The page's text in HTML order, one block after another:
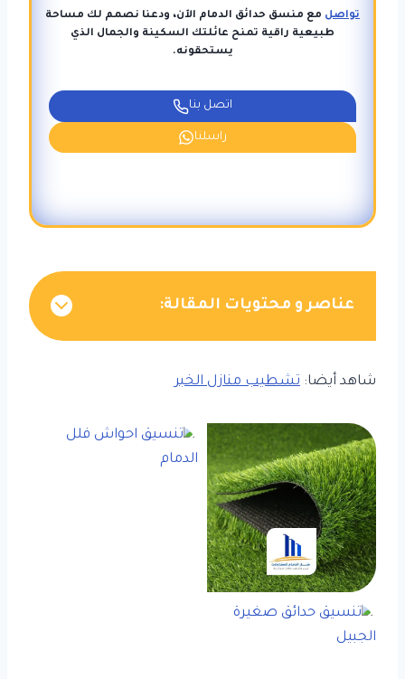
تواصل مع منسق حدائق الدمام الآن، ودعنا نصمم لك مساحة
طبيعية راقية تمنح عائلتك السكينة والجمال الذي
يستحقونه.
اتصل بنا
راسلنا
عناصر و محتويات المقالة:
شاهد أيضا: تشطيب منازل الخبر